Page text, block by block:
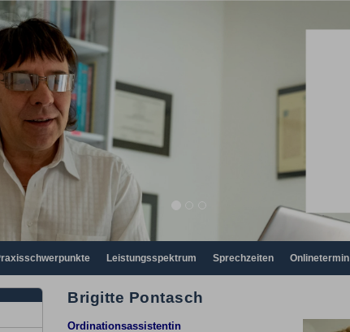
Leistungsspektrum Sprechzeiten Onlinetermin
Brigitte Pontasch
Ordinationsassistentin